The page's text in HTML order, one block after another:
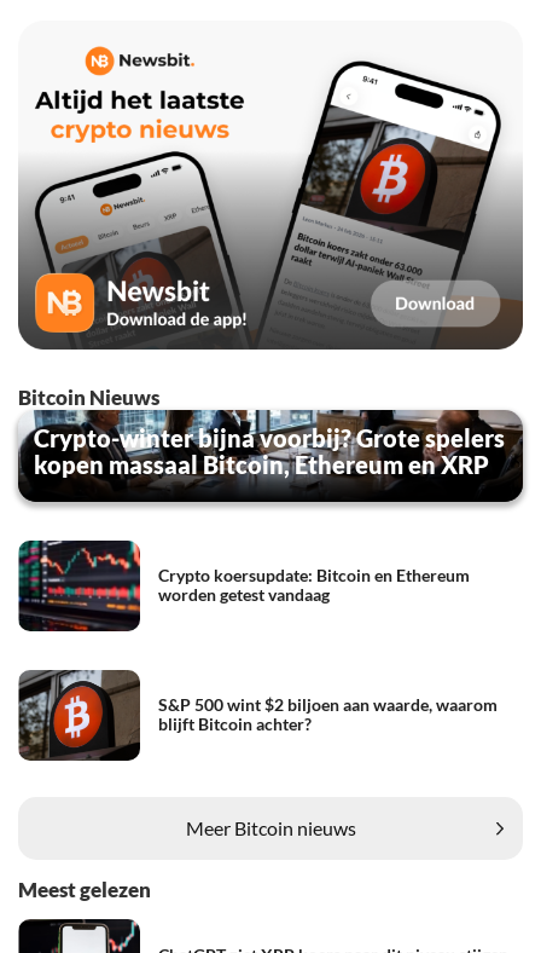
Bitcoin Nieuws
Crypto-winter bijna voorbij? Grote spelers
kopen massaal Bitcoin, Ethereum en XRP
Crypto koersupdate: Bitcoin en Ethereum
worden getest vandaag
S&P 500 wint $2 biljoen aan waarde, waarom
blijft Bitcoin achter?
Meer Bitcoin nieuws
Meest gelezen